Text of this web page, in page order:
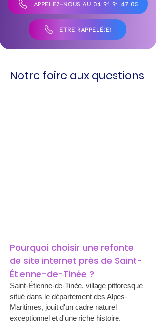
APPELEZ-NOUS AU 04 91 91 47 05
ÊTRE RAPPELÉ(E)
Notre foire aux questions
Pourquoi choisir une refonte
de site internet près de Saint-
Étienne-de-Tinée ?
Saint-Étienne-de-Tinée, village pittoresque
situé dans le département des Alpes-
Maritimes, jouit d'un cadre naturel
exceptionnel et d'une riche histoire.